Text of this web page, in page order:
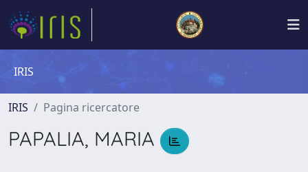
IRIS
IRIS Pagina ricercatore
PAPALIA, MARIA